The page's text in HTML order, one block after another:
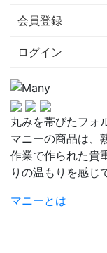
会員登録
ログイン
丸みを帯びたフォ
マニーの商品は、
作業で作られた貴
りの温もりを感じ
マニーとは